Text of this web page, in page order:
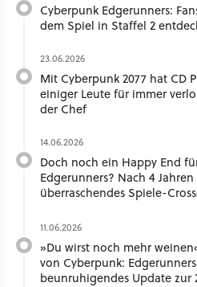
Cyberpunk Edgerunners:
dem Spiel in Staffel 2
23.06.2026
Mit Cyberpunk 2077 hat CD
einiger Leute für immer
der Chef
14.06.2026
Doch noch ein Happy End
Edgerunners? Nach 4
überraschendes Spiele-
11.06.2026
»Du wirst noch mehr
von Cyberpunk:
beunruhigendes Update